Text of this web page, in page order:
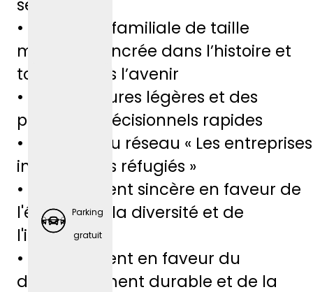
Parking
gratuit
secteur
• Entreprise familiale de taille
moyenne, ancrée dans l’histoire et
tournée vers l’avenir
• Des structures légères et des
processus décisionnels rapides
• Membre du réseau « Les entreprises
intègrent les réfugiés »
• Engagement sincère en faveur de
l'égalité, de la diversité et de
l'inclusion
• Engagement en faveur du
développement durable et de la